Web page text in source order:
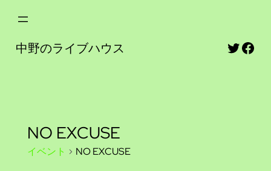
中野のライブハウス Twitter
NO EXCUSE
イベント NO EXCUSE